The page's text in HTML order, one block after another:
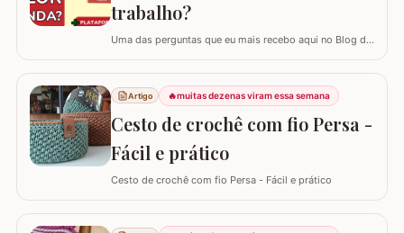
trabalho?
Uma das perguntas que eu mais recebo aqui no Blog do
quem já tem estrada, é: "Samuel, quanto eu devo cobrar
pelas minhas peças?". Eu sei que muitas vezes o medo
de cobrar o valor justo e não vender fala mais alto, mas
hoje eu quero te ajudar a mudar…
Artigo 🔥muitas dezenas viram essa semana
Cesto de crochê com fio Persa -
Fácil e prático
Cesto de crochê com fio Persa - Fácil e prático